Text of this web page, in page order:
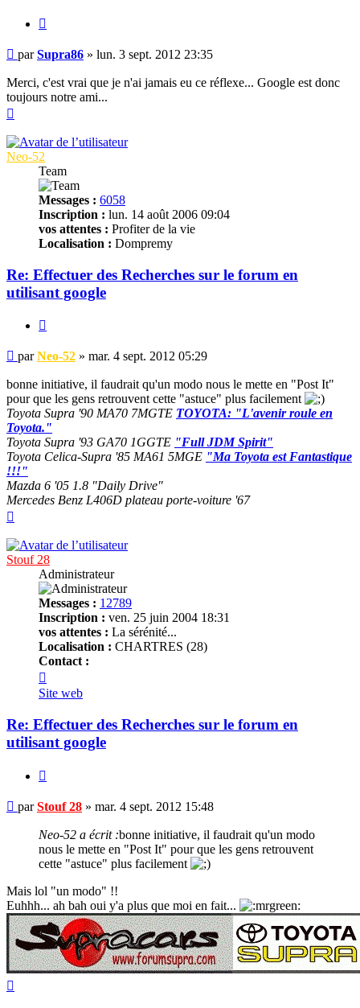
Message
non
lu
parSupra86 » lun. 3 sept. 2012 23:35
Merci, c'est vrai que je n'ai jamais eu ce réflexe... Google est donc
toujours notre ami...
Neo-52
Team
Messages : 6058
Inscription : lun. 14 août 2006 09:04
vos attentes : Profiter de la vie
Localisation : Dompremy
Re: Effectuer des Recherches sur le forum en
utilisant google
Message
non
lu
parNeo-52 » mar. 4 sept. 2012 05:29
bonne initiative, il faudrait qu'un modo nous le mette en "Post It"
pour que les gens retrouvent cette "astuce" plus facilement
Toyota Supra '90 MA70 7MGTE TOYOTA: "L'avenir roule en
Toyota."
Toyota Supra '93 GA70 1GGTE "Full JDM Spirit"
Toyota Celica-Supra '85 MA61 5MGE "Ma Toyota est Fantastique
!!!"
Mazda 6 '05 1.8 "Daily Drive"
Mercedes Benz L406D plateau porte-voiture '67
Stouf 28
Administrateur
Messages : 12789
Inscription : ven. 25 juin 2004 18:31
vos attentes : La sérénité...
Localisation : CHARTRES (28)
Contact :
Stouf
28
Site web
Re: Effectuer des Recherches sur le forum en
utilisant google
Message
non
parStouf 28 » mar. 4 sept. 2012 15:48
Neo-52 a écrit :bonne initiative, il faudrait qu'un modo
nous le mette en "Post It" pour que les gens retrouvent
cette "astuce" plus facilement
Mais lol "un modo" !!
Euhhh... ah bah oui y'a plus que moi en fait...